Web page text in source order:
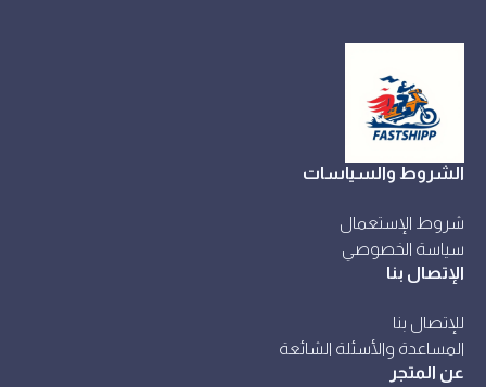
الشروط والسياسات
شروط الإستعمال
سياسة الخصوصي
الإتصال بنا
للإتصال بنا
المساعدة والأسئلة الشائعة
عن المتجر